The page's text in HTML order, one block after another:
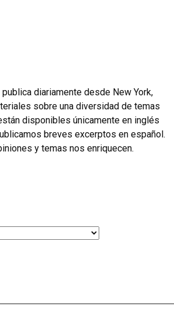
diariamente desde New York,
sobre una diversidad de temas
disponibles únicamente en inglés
breves excerptos en español.
y temas nos enriquecen.